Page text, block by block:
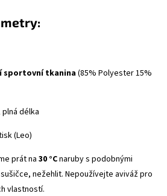
sportovní tkanina(85% Polyester 15%
délka
(Leo)
prát na 30 °Cnaruby s podobnými
nežehlit. Nepoužívejte aviváž pro
vlastností.